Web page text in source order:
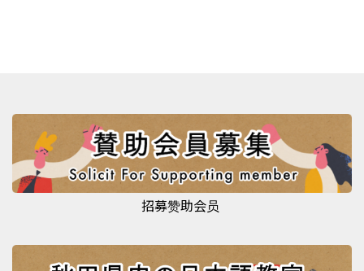
招募赞助会员